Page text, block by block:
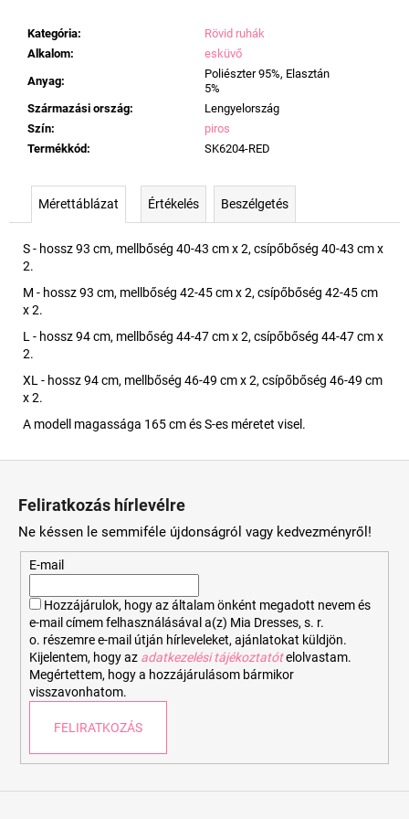
Kategória:
Rövid ruhák
Alkalom:
esküvő
Anyag:
Poliészter 95%, Elasztán
5%
Származási ország:
Lengyelország
Szín:
piros
Termékkód: SK6204-RED
Mérettáblázat Értékelés Beszélgetés
S - hossz 93 cm, mellbőség 40-43 cm x 2, csípőbőség 40-43 cm x
2.
M - hossz 93 cm, mellbőség 42-45 cm x 2, csípőbőség 42-45 cm
x 2.
L - hossz 94 cm, mellbőség 44-47 cm x 2, csípőbőség 44-47 cm x
2.
XL - hossz 94 cm, mellbőség 46-49 cm x 2, csípőbőség 46-49 cm
x 2.
A modell magassága 165 cm és S-es méretet visel.
Feliratkozás hírlevélre
Ne késsen le semmiféle újdonságról vagy kedvezményről!
E-mail
Hozzájárulok, hogy az általam önként megadott nevem és
e-mail címem felhasználásával a(z) Mia Dresses, s. r.
o. részemre e-mail útján hírleveleket, ajánlatokat küldjön.
Kijelentem, hogy az adatkezelési tájékoztatót elolvastam.
Megértettem, hogy a hozzájárulásom bármikor
visszavonhatom.
FELIRATKOZÁS